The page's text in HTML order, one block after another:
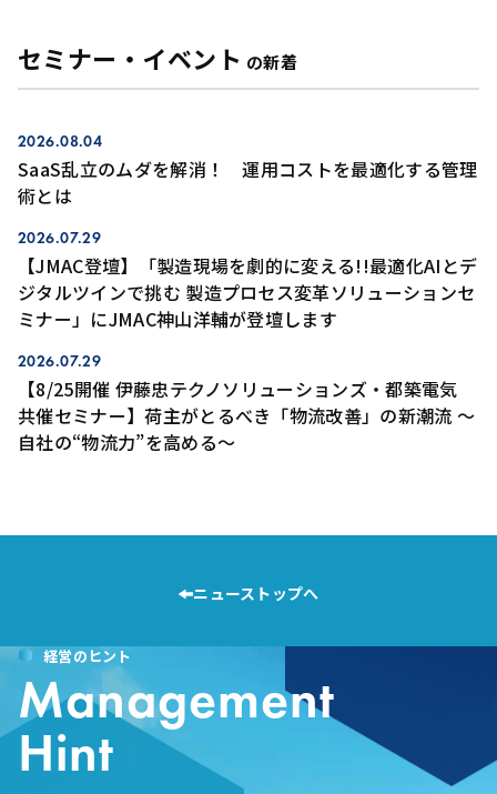
セミナー・イベント の新着
2026.08.04
SaaS乱立のムダを解消！ 運用コストを最適化する管理
術とは
2026.07.29
【JMAC登壇】「製造現場を劇的に変える!!最適化AIとデ
ジタルツインで挑む 製造プロセス変革ソリューションセ
ミナー」にJMAC神山洋輔が登壇します
2026.07.29
【8/25開催 伊藤忠テクノソリューションズ・都築電気
共催セミナー】荷主がとるべき「物流改善」の新潮流 ～
自社の“物流力”を高める～
ニューストップへ
経営のヒント
Management
Hint